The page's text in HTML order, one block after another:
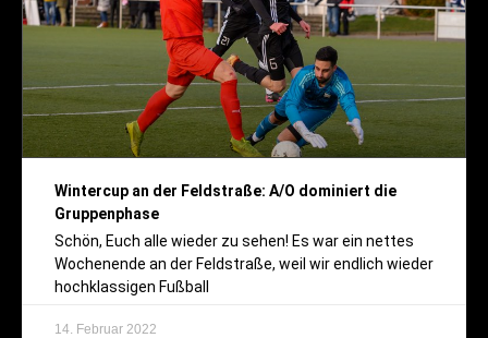
Wintercup an der Feldstraße: A/O dominiert die
Gruppenphase
Schön, Euch alle wieder zu sehen! Es war ein nettes
Wochenende an der Feldstraße, weil wir endlich wieder
hochklassigen Fußball
14. Februar 2022